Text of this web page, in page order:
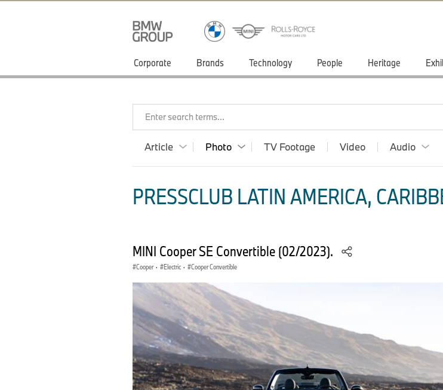
Corporate Brands Technology People Heritage
Enter search terms...
Article Photo TV Footage Video Audio
PRESSCLUB LATIN AMERICA,
MINI Cooper SE Convertible (02/2023).
Cooper · Electric · Cooper Convertible